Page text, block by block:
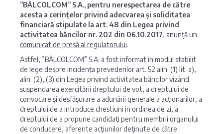
”BĂLCOLCOM” S.A., pentru nerespectarea de către
acesta a cerințelor privind adecvarea și soliditatea
financiară stipulate la art. 48 din Legea privind
activitatea băncilor nr. 202 din 06.10.2017, anunță un
comunicat de presă al regulatorului.
Astfel, ”BĂLCOLCOM” S.A. a fost informat în modul stabilit
de lege despre incidența prevederilor art. 52 alin. (1) lit. a),
alin. (2), (3) din Legea privind activitatea băncilor vizând
suspendarea exercitării dreptului de vot, a dreptului de
convocare și desfășurare a adunării generale a acţionarilor, a
dreptului de a introduce chestiuni in ordinea de zi, a
dreptului de a propune candidați pentru membrii organului
de conducere, aferente acţiunilor deţinute de către